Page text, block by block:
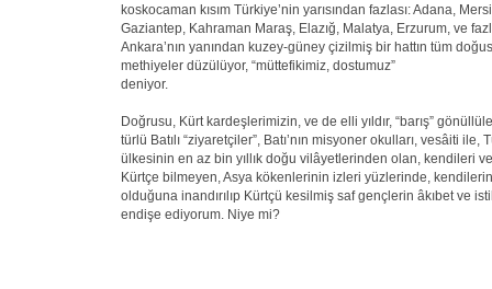
koskocaman kısım Türkiye’nin yarısından fazlası: Adana,
Gaziantep, Kahraman Maraş, Elazığ, Malatya, Erzurum, ve
Ankara’nın yanından kuzey-güney çizilmiş bir hattın tüm
methiyeler düzülüyor, “müttefikimiz, dostumuz”
deniyor.
Doğrusu, Kürt kardeşlerimizin, ve de elli yıldır, “barış”
türlü Batılı “ziyaretçiler”, Batı’nın misyoner okulları, vesâiti ile,
ülkesinin en az bin yıllık doğu vilâyetlerinden olan, kendileri
Kürtçe bilmeyen, Asya kökenlerinin izleri yüzlerinde,
olduğuna inandırılıp Kürtçü kesilmiş saf gençlerin âkıbet ve
endişe ediyorum. Niye mi?